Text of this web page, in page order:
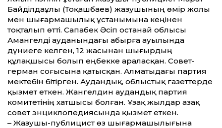
Байділдаұлы (Тоқашбаев) жазушының өмір жолы
мен шығармашылық ұстанымына кеңінен
тоқталып өтті. Сапабек Әсіп Қостанай облысы
Амангелді ауданындағы Қабырға ауылында
дүниеге келген, 12 жасынан шығырдың
құлақшысы болып еңбекке араласқан. Совет-
герман соғысына қатысқан. Алматыдағы партия
мектебін бітірген. Аудандық, облыстық газеттерде
қызмет еткен. Жангелдин аудандық партия
комитетінің хатшысы болған. Ұзақ жылдар Қазақ
совет энциклопедиясында қызмет еткен.
– Жазушы-публицист өз шығармашылығына